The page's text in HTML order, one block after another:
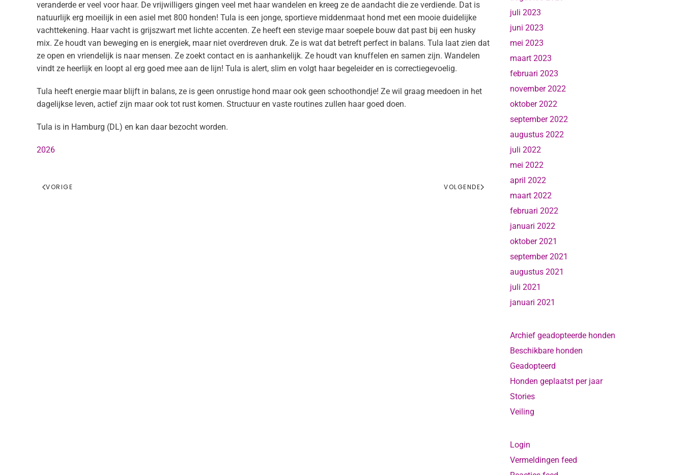
veranderde er veel voor haar. De vrijwilligers gingen veel met haar wandelen en kreeg ze de aandacht die ze verdiende. Dat is
natuurlijk erg moeilijk in een asiel met 800 honden! Tula is een jonge, sportieve middenmaat hond met een mooie duidelijke
vachttekening. Haar vacht is grijszwart met lichte accenten. Ze heeft een stevige maar soepele bouw dat past bij een husky
mix. Ze houdt van beweging en is energiek, maar niet overdreven druk. Ze is wat dat betreft perfect in balans. Tula laat zien dat
ze open en vriendelijk is naar mensen. Ze zoekt contact en is aanhankelijk. Ze houdt van knuffelen en samen zijn. Wandelen
vindt ze heerlijk en loopt al erg goed mee aan de lijn! Tula is alert, slim en volgt haar begeleider en is correctiegevoelig.
Tula heeft energie maar blijft in balans, ze is geen onrustige hond maar ook geen schoothondje! Ze wil graag meedoen in het
dagelijkse leven, actief zijn maar ook tot rust komen. Structuur en vaste routines zullen haar goed doen.
Tula is in Hamburg (DL) en kan daar bezocht worden.
2026
VORIGE VOLGENDE
juli 2023
juni 2023
mei 2023
maart 2023
februari 2023
november 2022
oktober 2022
september 2022
augustus 2022
juli 2022
mei 2022
april 2022
maart 2022
februari 2022
januari 2022
oktober 2021
september 2021
augustus 2021
juli 2021
januari 2021
Archief geadopteerde honden
Beschikbare honden
Geadopteerd
Honden geplaatst per jaar
Stories
Veiling
Login
Vermeldingen feed